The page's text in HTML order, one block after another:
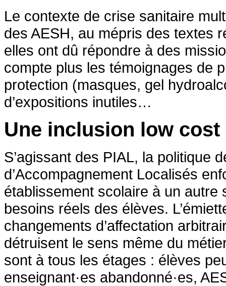
Le contexte de crise sanitaire
des AESH, au mépris des textes
elles ont dû répondre à des
compte plus les témoignages de
protection (masques, gel
d’expositions inutiles…
Une inclusion low cost
S’agissant des PIAL, la politique
d’Accompagnement Localisés
établissement scolaire à un
besoins réels des élèves.
changements d’affectation
détruisent le sens même du
sont à tous les étages : élèves
enseignant·es abandonné·es,